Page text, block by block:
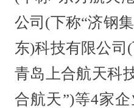
公司(下称“济钢
东)科技有限公司(
青岛上合航天科
合航天”)等4家